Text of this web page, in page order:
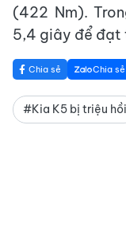
(422 Nm).
5,4 giây để đạt
Chia sẻ Chia sẻ
#Kia K5 bị triệu hồi